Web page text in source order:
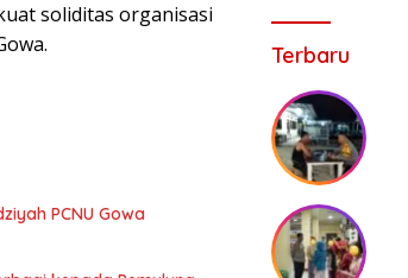
soliditas organisasi
PCNU Gowa
Terbaru